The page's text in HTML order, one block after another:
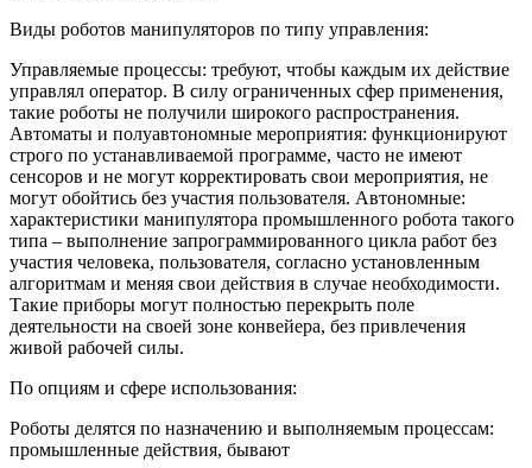
Виды роботов манипуляторов по типу управления:
Управляемые процессы: требуют, чтобы каждым их действие
управлял оператор. В силу ограниченных сфер применения,
такие роботы не получили широкого распространения.
Автоматы и полуавтономные мероприятия: функционируют
строго по устанавливаемой программе, часто не имеют
сенсоров и не могут корректировать свои мероприятия, не
могут обойтись без участия пользователя. Автономные:
характеристики манипулятора промышленного робота такого
типа – выполнение запрограммированного цикла работ без
участия человека, пользователя, согласно установленным
алгоритмам и меняя свои действия в случае необходимости.
Такие приборы могут полностью перекрыть поле
деятельности на своей зоне конвейера, без привлечения
живой рабочей силы.
По опциям и сфере использования:
Роботы делятся по назначению и выполняемым процессам:
промышленные действия, бывают